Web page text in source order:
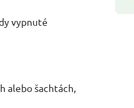
vypnuté
alebo šachtách,